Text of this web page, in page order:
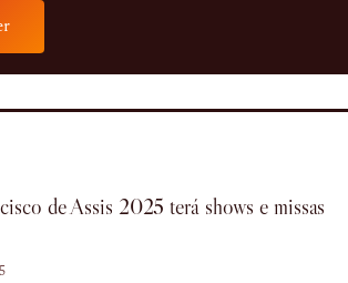
de Assis 2025 terá shows e missas